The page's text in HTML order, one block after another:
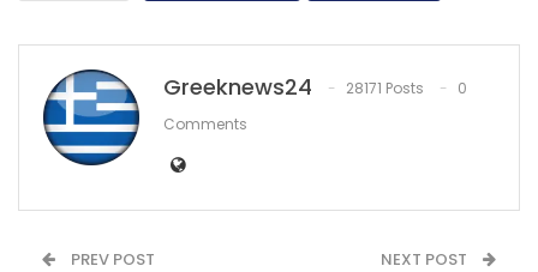
Greeknews24 28171 Posts
0
Comments
PREV POST NEXT POST